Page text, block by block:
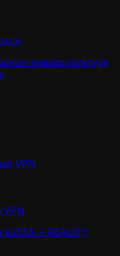
инфраструктура
VPN
VPN
+ REALITY